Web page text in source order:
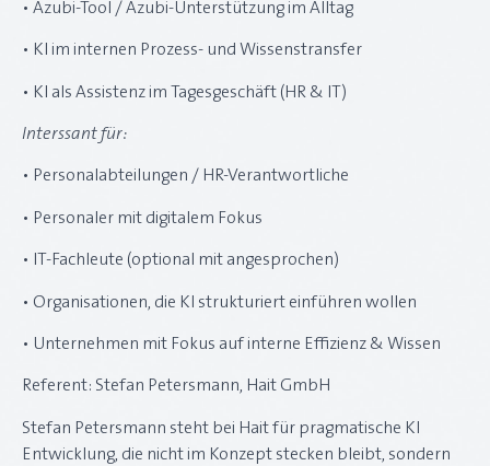
• Azubi-Tool / Azubi-Unterstützung im Alltag
• KI im internen Prozess- und Wissenstransfer
• KI als Assistenz im Tagesgeschäft (HR & IT)
Interssant für:
• Personalabteilungen / HR-Verantwortliche
• Personaler mit digitalem Fokus
• IT-Fachleute (optional mit angesprochen)
• Organisationen, die KI strukturiert einführen wollen
• Unternehmen mit Fokus auf interne Effizienz & Wissen
Referent: Stefan Petersmann, Hait GmbH
Stefan Petersmann steht bei Hait für pragmatische KI
Entwicklung, die nicht im Konzept stecken bleibt, sondern